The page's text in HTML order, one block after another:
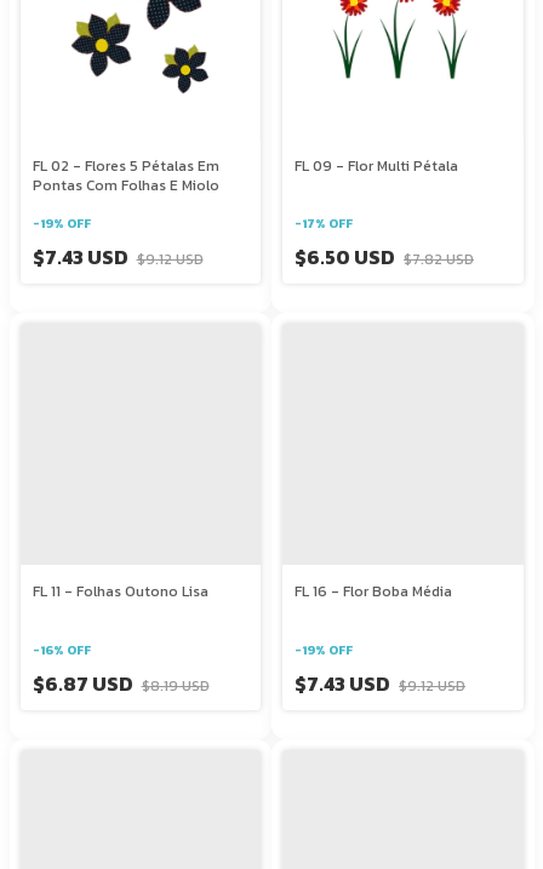
FL 02 - Flores 5 Pétalas Em
Pontas Com Folhas E Miolo
-19% OFF
$7.43 USD $9.12 USD
FL 09 - Flor Multi Pétala
-17% OFF
$6.50 USD $7.82 USD
FL 11 - Folhas Outono Lisa
-16% OFF
$6.87 USD $8.19 USD
FL 16 - Flor Boba Média
-19% OFF
$7.43 USD $9.12 USD